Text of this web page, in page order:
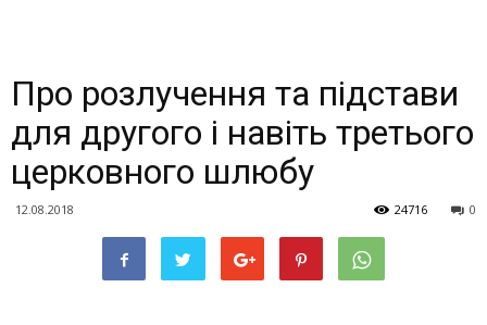
Про розлучення та підстави
для другого і навіть третього
церковного шлюбу
12.08.2018 0
24716